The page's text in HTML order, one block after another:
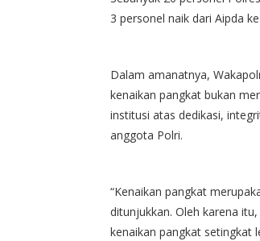
3 personel naik dari Aipda
Dalam amanatnya,
kenaikan pangkat bukan
institusi atas dedikasi,
anggota Polri.
“Kenaikan pangkat
ditunjukkan. Oleh karena
kenaikan pangkat setingkat